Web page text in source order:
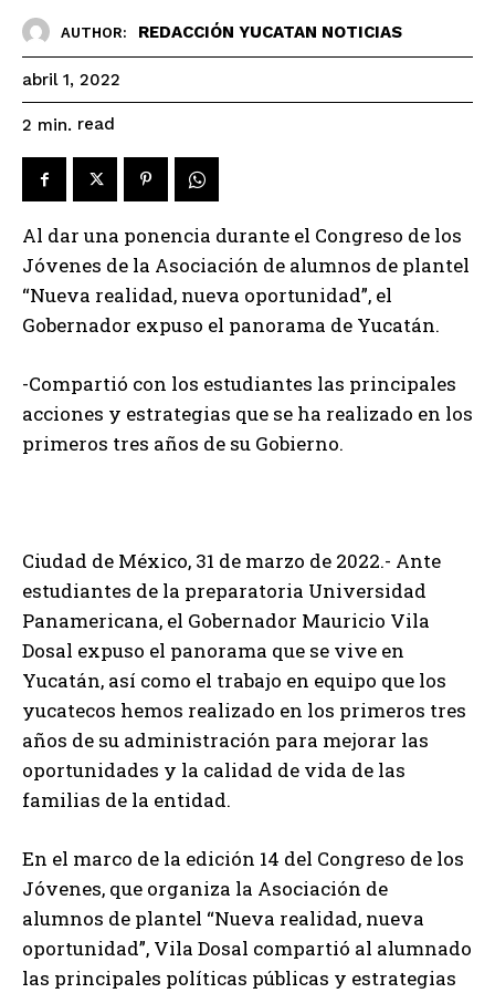
AUTHOR: REDACCIÓN YUCATAN NOTICIAS
abril 1, 2022
2 min. read
Al dar una ponencia durante el Congreso de los
Jóvenes de la Asociación de alumnos de plantel
“Nueva realidad, nueva oportunidad”, el
Gobernador expuso el panorama de Yucatán.
-Compartió con los estudiantes las principales
acciones y estrategias que se ha realizado en los
primeros tres años de su Gobierno.
Ciudad de México, 31 de marzo de 2022.- Ante
estudiantes de la preparatoria Universidad
Panamericana, el Gobernador Mauricio Vila
Dosal expuso el panorama que se vive en
Yucatán, así como el trabajo en equipo que los
yucatecos hemos realizado en los primeros tres
años de su administración para mejorar las
oportunidades y la calidad de vida de las
familias de la entidad.
En el marco de la edición 14 del Congreso de los
Jóvenes, que organiza la Asociación de
alumnos de plantel “Nueva realidad, nueva
oportunidad”, Vila Dosal compartió al alumnado
las principales políticas públicas y estrategias